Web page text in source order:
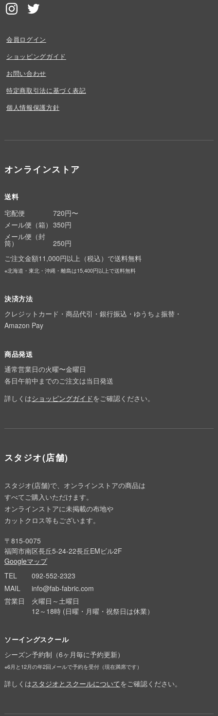
会員ログイン
ショッピングガイド
お問い合わせ
特定商取引法に基づく表記
個人情報保護方針
オンラインストア
送料
宅配便
720円〜
メール便（箱） 350円
メール便（封
筒）
250円
ご注文金額11,000円以上（税込）で送料無料
※北海道・東北・沖縄・離島は15,400円以上で送料無料
決済方法
クレジットカード・商品代引・銀行振込・ゆうちょ振替・
Amazon Pay
商品発送
通常営業日の火曜〜金曜日
各日午前中までのご注文は当日発送
詳しくはショッピングガイドをご確認ください。
スタジオ(店舗)
スタジオ(店舗)で、オンラインストアの商品は
すべてご購入いただけます。
オンラインストアに未掲載の布地や
カットクロス等もございます。
〒815-0075
福岡市南区長丘5-24-22長丘EMビル2F
Googleマップ
TEL
092-552-2323
MAIL
info@fab-fabric.com
営業日
火曜日～土曜日
12～18時 (日曜・月曜・祝祭日は休業）
ソーイングスクール
シーズン予約制（6ヶ月毎に予約更新）
※6月と12月の年2回メールで予約を受付（現在満席です）
詳しくはスタジオとスクールについてをご確認ください。